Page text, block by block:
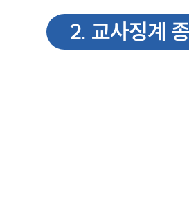
2. 교사징계